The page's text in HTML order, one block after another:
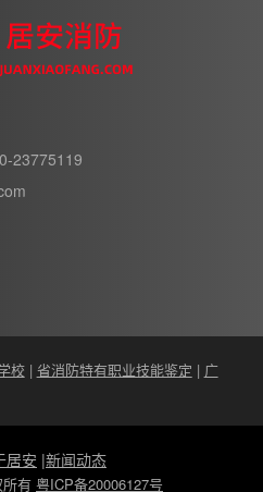
23775119
校| 省消防特有职业技能鉴定 | 广
居安 |新闻动态
有 粤ICP备20006127号